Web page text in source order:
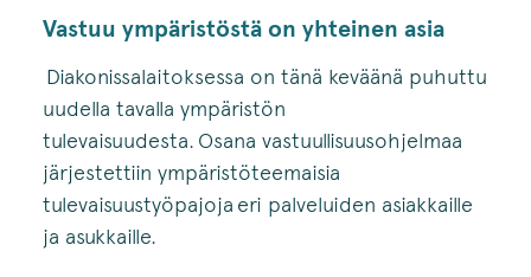
Vastuu ympäristöstä on yhteinen asia
Diakonissalaitoksessa on tänä keväänä puhuttu
uudella tavalla ympäristön
tulevaisuudesta. Osana vastuullisuusohjelmaa
järjestettiin ympäristöteemaisia
tulevaisuustyöpajoja eri palveluiden asiakkaille
ja asukkaille.